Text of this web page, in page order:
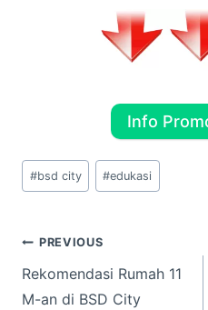
Info
Post
Tags:
#bsd city #edukasi
PostPREVIOUS
Rekomendasi Rumah 11
M-an di BSD City